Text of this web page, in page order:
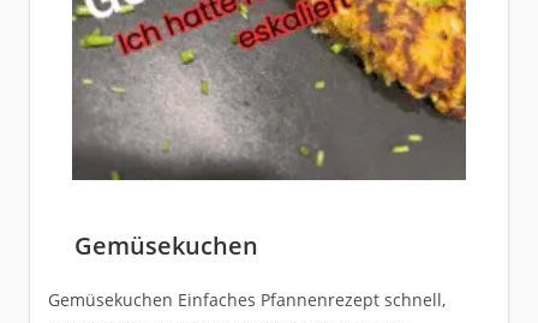
Gemüsekuchen
Gemüsekuchen Einfaches Pfannenrezept schnell,